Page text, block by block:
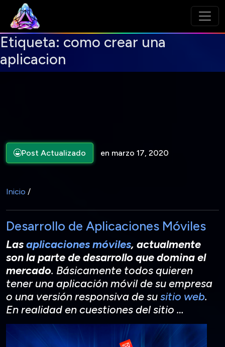
Etiqueta: como crear una
aplicacion
Post Actualizado en marzo 17, 2020
Inicio /
Desarrollo de Aplicaciones Móviles
Lasaplicaciones móviles, actualmente
son la parte de desarrollo que domina el
mercado. Básicamente todos quieren
tener una aplicación móvil de su empresa
o una versión responsiva de susitio web.
En realidad en cuestiones del sitio …